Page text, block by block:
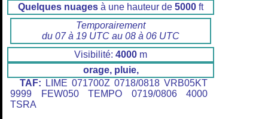
Quelques nuages à une hauteur de 5000 ft
Temporairement
du 07 à 19 UTC au 08 à 06 UTC
Visibilité: 4000 m
orage, pluie,
TAF: LIME 071700Z 0718/0818 VRB05KT
9999 FEW050 TEMPO 0719/0806 4000
TSRA